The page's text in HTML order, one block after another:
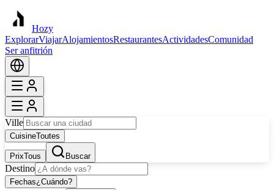
Hozy
ExplorarViajarAlojamientosRestaurantesActividadesComunidad
Ser anfitrión
Ville
CuisineToutes
PrixTous Buscar
Destino
Fechas¿Cuándo?